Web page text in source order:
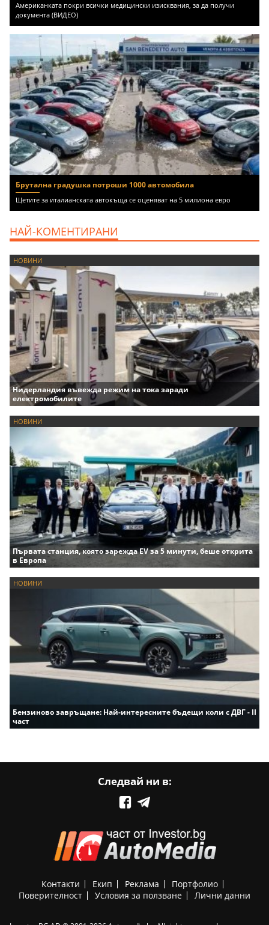
Американката покри всички медицински изисквания, за да получи
документа (ВИДЕО)
Брутална градушка потроши 1000 автомобила
Щетите за италианската автокъща се оценяват на 5 милиона евро
НАЙ-КОМЕНТИРАНИ
НОВИНИ
Нидерландия въвежда режим на тока заради
електромобилите
НОВИНИ
Първата станция, която зарежда EV за 5 минути, беше открита
в Европа
НОВИНИ
Бензиново завръщане: Най-интересните бъдещи коли с ДВГ - II
част
Следвай ни в:
Контакти Екип Реклама
Портфолио
Поверителност
Условия за ползване Лични данни